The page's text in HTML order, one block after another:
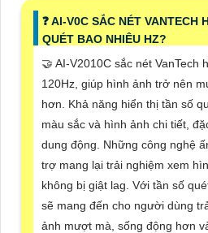
❓ AI-V0C SẮC NÉT VANTECH
QUÉT BAO NHIÊU HZ?
🤝 AI-V2010C sắc nét VanTech
120Hz, giúp hình ảnh trở nên
hơn. Khả năng hiển thị tần số
màu sắc và hình ảnh chi tiết,
dung động. Những công nghệ
trợ mang lại trải nghiệm xem
không bị giật lag. Với tần số
sẽ mang đến cho người dùng
ảnh mượt mà, sống động hơn